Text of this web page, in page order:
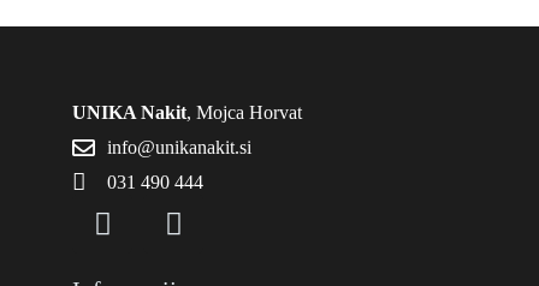
UNIKA Nakit, Mojca Horvat
info@unikanakit.si
031 490 444